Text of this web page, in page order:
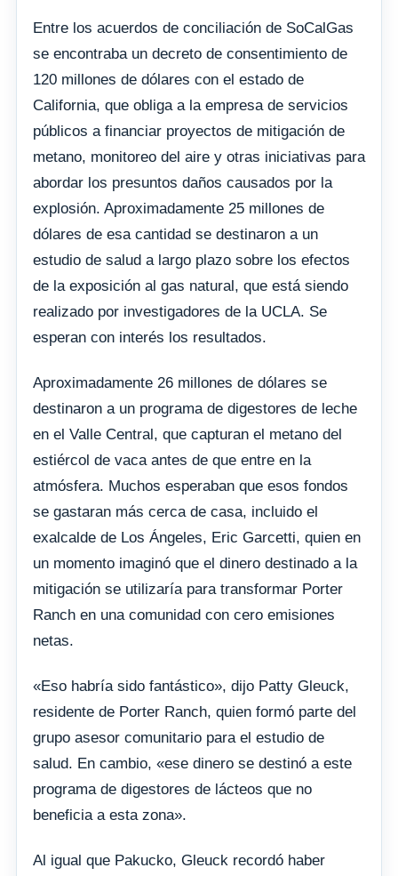
Entre los acuerdos de conciliación de SoCalGas
se encontraba un decreto de consentimiento de
120 millones de dólares con el estado de
California, que obliga a la empresa de servicios
públicos a financiar proyectos de mitigación de
metano, monitoreo del aire y otras iniciativas para
abordar los presuntos daños causados ​​por la
explosión. Aproximadamente 25 millones de
dólares de esa cantidad se destinaron a un
estudio de salud a largo plazo sobre los efectos
de la exposición al gas natural, que está siendo
realizado por investigadores de la UCLA. Se
esperan con interés los resultados.
Aproximadamente 26 millones de dólares se
destinaron a un programa de digestores de leche
en el Valle Central, que capturan el metano del
estiércol de vaca antes de que entre en la
atmósfera. Muchos esperaban que esos fondos
se gastaran más cerca de casa, incluido el
exalcalde de Los Ángeles, Eric Garcetti, quien en
un momento imaginó que el dinero destinado a la
mitigación se utilizaría para transformar Porter
Ranch en una comunidad con cero emisiones
netas.
«Eso habría sido fantástico», dijo Patty Gleuck,
residente de Porter Ranch, quien formó parte del
grupo asesor comunitario para el estudio de
salud. En cambio, «ese dinero se destinó a este
programa de digestores de lácteos que no
beneficia a esta zona».
Al igual que Pakucko, Gleuck recordó haber